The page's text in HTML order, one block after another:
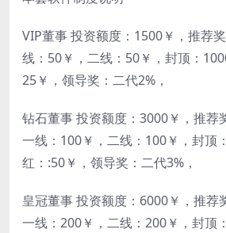
VIP董事 投资额度：1500￥，推荐
线：50￥，二线：50￥，封顶：
25￥，领导奖：二代2%，
钻石董事 投资额度：3000￥，推荐
一线：100￥，二线：100￥，封顶
红：:50￥，领导奖：二代3%，
皇冠董事 投资额度：6000￥，推荐
一线：200￥，二线：200￥，封顶